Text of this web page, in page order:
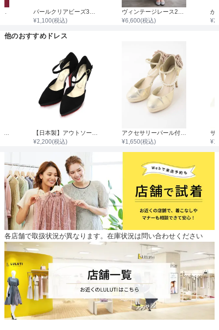
骨格タイプ
¥1,100(税込)
¥6,600(税込) ¥
他のおすすめドレス
¥2,200(税込)
アクセサリーパール付ストラップ後ろリボンハイヒール
¥1,650(税込)
サ
¥
各店舗で取扱状況が異なります。在庫状況は問い合わせください